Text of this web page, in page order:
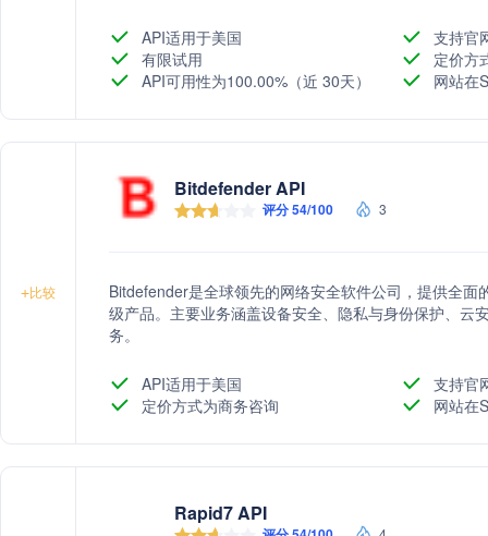
API适用于美国
支持官
有限试用
定价方
API可用性为100.00%（近 30天）
网站在
+比较
Bitdefender API
评分 54/100 3
Bitdefender是全球领先的网络安全软件公司，提供全
级产品。主要业务涵盖设备安全、隐私与身份保护、云
务。
API适用于美国
支持官
定价方式为商务咨询
网站在
Rapid7 API